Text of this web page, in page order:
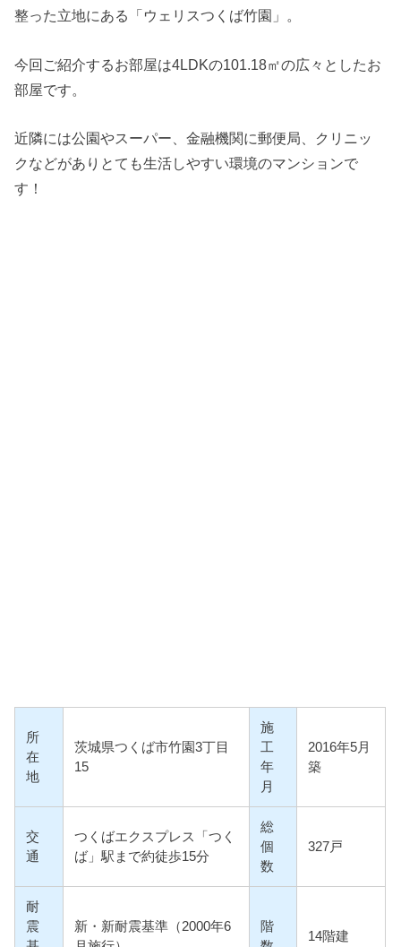
整った立地にある「ウェリスつくば竹園」。
今回ご紹介するお部屋は4LDKの101.18㎡の広々としたお
部屋です。
近隣には公園やスーパー、金融機関に郵便局、クリニッ
クなどがありとても生活しやすい環境のマンションで
す！
所
在
地
茨城県つくば市竹園3丁目
15
施
工
年
月
2016年5月
築
交
通
つくばエクスプレス「つく
ば」駅まで約徒歩15分
総
個
数
327戸
耐
震
新・新耐震基準（2000年6
階
14階建